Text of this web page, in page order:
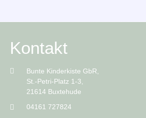
Kontakt
Bunte Kinderkiste GbR,
St.-Petri-Platz 1-3,
21614 Buxtehude
04161 727824